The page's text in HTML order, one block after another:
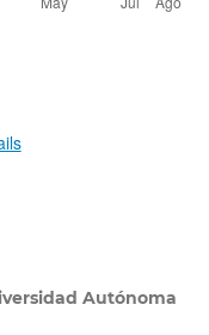
Autónoma